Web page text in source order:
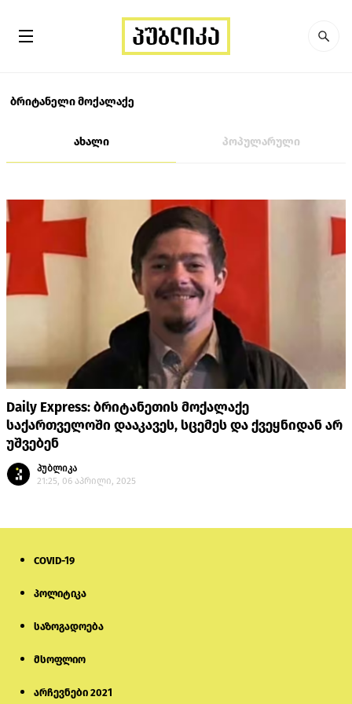
ბრიტანელი მოქალაქე
ახალი პოპულარული
Daily Express: ბრიტანეთის მოქალაქე
საქართველოში დააკავეს, სცემეს და ქვეყნიდან არ
უშვებენ
პუბლიკა
21:25, 06 აპრილი, 2025
COVID-19
პოლიტიკა
საზოგადოება
მსოფლიო
არჩევნები 2021